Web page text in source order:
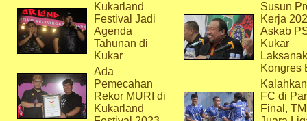
Kukarland
Festival Jadi
Agenda
Tahunan di
Kukar
Ada
Pemecahan
Rekor MURI di
Kukarland
Susun
Kerja
Askab
Kukar
Kongres
FC di
Final,